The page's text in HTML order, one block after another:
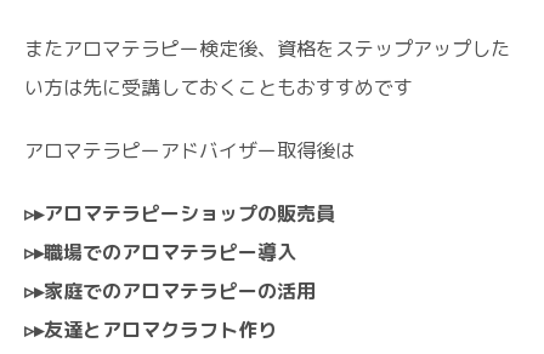
またアロマテラピー検定後、資格をステップアップした
い方は先に受講しておくこともおすすめです
アロマテラピーアドバイザー取得後は
▹▸アロマテラピーショップの販売員
▹▸職場でのアロマテラピー導入
▹▸家庭でのアロマテラピーの活用
▹▸友達とアロマクラフト作り